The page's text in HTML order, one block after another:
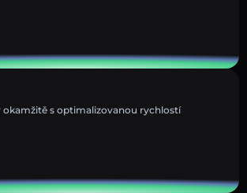
okamžitě s optimalizovanou rychlostí